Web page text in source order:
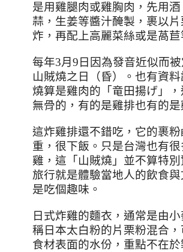
是用雞腿肉或雞胸肉，先用酒
蒜，生姜等醬汁醃製，裹以片
炸，再配上高麗菜絲或是萵苣
每年3月 9 日因為發音近似而
山賊燒之日（昏）。也有資
燒算是雞肉的「竜田揚げ」
無骨的，有的是雞排也有的是
這炸雞排還不錯吃，它的裹
重，很下飯。只是台灣也有
雞，這「山賊燒」並不算特
旅行就是體驗當地人的飲食
是吃個趣味。
日式炸雞的麵衣，通常是由
稱日本太白粉的片栗粉混合
食材表面的水份，重點不在